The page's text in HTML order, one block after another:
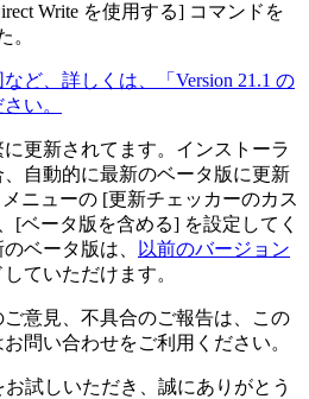
Write を使用する] コマンドを
。
ど、詳しくは、「Version 21.1 の
い。
更新されてます。インストーラ
自動的に最新のベータ版に更新
ニューの [更新チェッカーのカス
[ベータ版を含める] を設定してく
ベータ版は、
以前のバージョン
ていただけます。
意見、不具合のご報告は、この
問い合わせをご利用ください。
お試しいただき、誠にありがとう